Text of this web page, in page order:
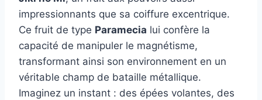
impressionnants que sa coiffure excentrique.
Ce fruit de type Paramecia lui confère la
capacité de manipuler le magnétisme,
transformant ainsi son environnement en un
véritable champ de bataille métallique.
Imaginez un instant : des épées volantes, des